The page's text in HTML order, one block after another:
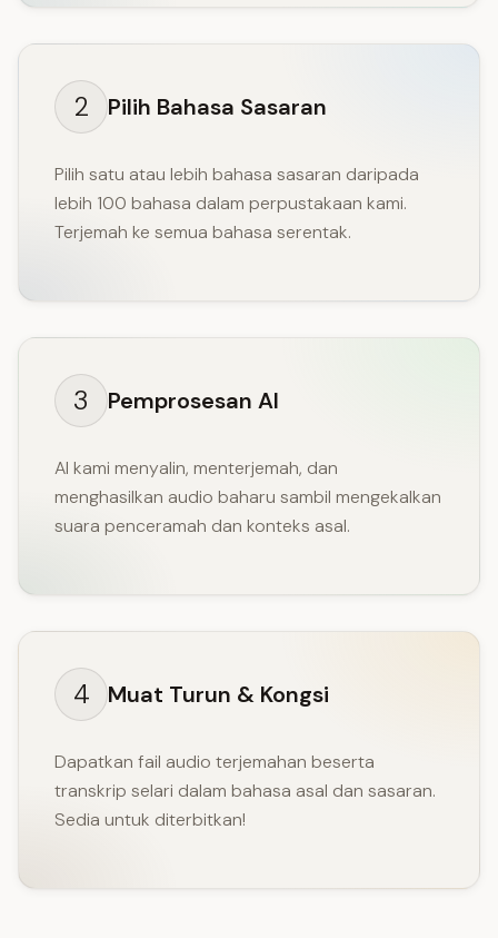
2 Pilih Bahasa Sasaran
Pilih satu atau lebih bahasa sasaran daripada
lebih 100 bahasa dalam perpustakaan kami.
Terjemah ke semua bahasa serentak.
3 Pemprosesan AI
AI kami menyalin, menterjemah, dan
menghasilkan audio baharu sambil mengekalkan
suara penceramah dan konteks asal.
4 Muat Turun & Kongsi
Dapatkan fail audio terjemahan beserta
transkrip selari dalam bahasa asal dan sasaran.
Sedia untuk diterbitkan!